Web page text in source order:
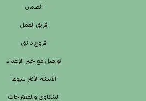
الضمان
فريق العمل
فروع دانتي
تواصل مع خبير الإهداء
الأسئلة الأكثر شيوعا
الشكاوى والمقترحات